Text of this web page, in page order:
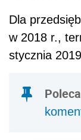
Dla
w 2018 r.,
stycznia